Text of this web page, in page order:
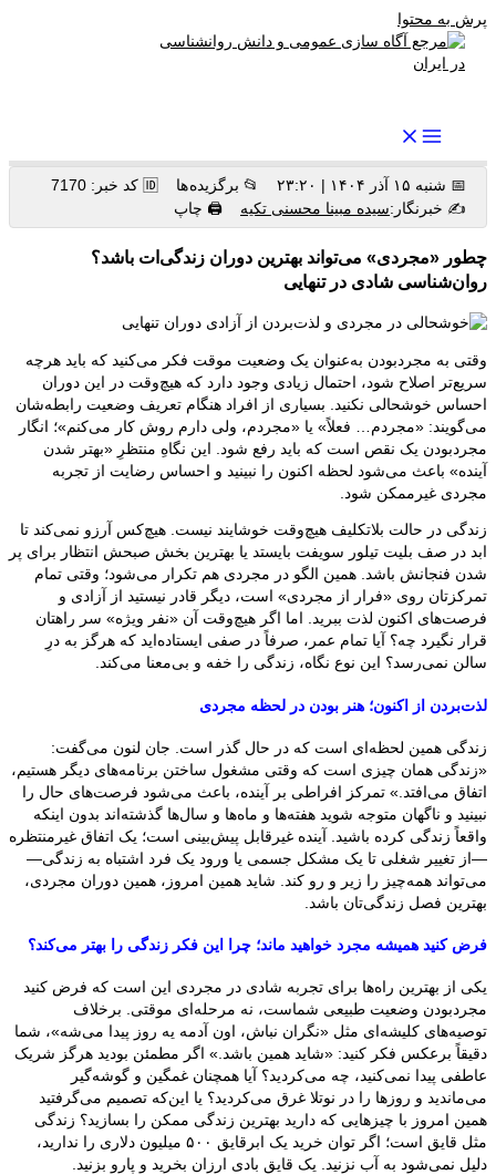
پرش به محتوا
📅 شنبه ۱۵ آذر ۱۴۰۴ | ۲۳:۲۰ 📂 برگزیده ها
🆔 کد خبر: 7170
✍️ خبرنگار:سیده مبینا محسنی تکیه 🖨 چاپ
چطور «مجردی» می‌تواند بهترین دوران زندگی‌ات باشد؟
روان‌شناسی شادی در تنهایی
وقتی به مجردبودن به‌عنوان یک وضعیت موقت فکر می‌کنید که باید هرچه
سریع‌تر اصلاح شود، احتمال زیادی وجود دارد که هیچ‌وقت در این دوران
احساس خوشحالی نکنید. بسیاری از افراد هنگام تعریف وضعیت رابطه‌شان
می‌گویند: «مجردم… فعلاً» یا «مجردم، ولی دارم روش کار می‌کنم»؛ انگار
مجردبودن یک نقص است که باید رفع شود. این نگاهِ منتظرِ «بهتر شدن
آینده» باعث می‌شود لحظه اکنون را نبینید و احساس رضایت از تجربه
مجردی غیرممکن شود.
زندگی در حالت بلاتکلیف هیچ‌وقت خوشایند نیست. هیچ‌کس آرزو نمی‌کند تا
ابد در صف بلیت تیلور سویفت بایستد یا بهترین بخش صبحش انتظار برای پر
شدن فنجانش باشد. همین الگو در مجردی هم تکرار می‌شود؛ وقتی تمام
تمرکزتان روی «فرار از مجردی» است، دیگر قادر نیستید از آزادی و
فرصت‌های اکنون لذت ببرید. اما اگر هیچ‌وقت آن «نفر ویژه» سر راهتان
قرار نگیرد چه؟ آیا تمام عمر، صرفاً در صفی ایستاده‌اید که هرگز به درِ
سالن نمی‌رسد؟ این نوع نگاه، زندگی را خفه و بی‌معنا می‌کند.
لذت‌بردن از اکنون؛ هنر بودن در لحظه مجردی
زندگی همین لحظه‌ای است که در حال گذر است. جان لنون می‌گفت:
«زندگی همان چیزی است که وقتی مشغول ساختن برنامه‌های دیگر هستیم،
اتفاق می‌افتد.» تمرکز افراطی بر آینده، باعث می‌شود فرصت‌های حال را
نبینید و ناگهان متوجه شوید هفته‌ها و ماه‌ها و سال‌ها گذشته‌اند بدون اینکه
واقعاً زندگی کرده باشید. آینده غیرقابل پیش‌بینی است؛ یک اتفاق غیرمنتظره
—از تغییر شغلی تا یک مشکل جسمی یا ورود یک فرد اشتباه به زندگی—
می‌تواند همه‌چیز را زیر و رو کند. شاید همین امروز، همین دوران مجردی،
بهترین فصل زندگی‌تان باشد.
فرض کنید همیشه مجرد خواهید ماند؛ چرا این فکر زندگی را بهتر می‌کند؟
یکی از بهترین راه‌ها برای تجربه شادی در مجردی این است که فرض کنید
مجردبودن وضعیت طبیعی شماست، نه مرحله‌ای موقتی. برخلاف
توصیه‌های کلیشه‌ای مثل «نگران نباش، اون آدمه یه روز پیدا می‌شه»، شما
دقیقاً برعکس فکر کنید: «شاید همین باشد.» اگر مطمئن بودید هرگز شریک
عاطفی پیدا نمی‌کنید، چه می‌کردید؟ آیا همچنان غمگین و گوشه‌گیر
می‌ماندید و روزها را در نوتلا غرق می‌کردید؟ یا این‌که تصمیم می‌گرفتید
همین امروز با چیزهایی که دارید بهترین زندگی ممکن را بسازید؟ زندگی
مثل قایق است؛ اگر توان خرید یک ابرقایق ۵۰۰ میلیون دلاری را ندارید،
دلیل نمی‌شود به آب نزنید. یک قایق بادی ارزان بخرید و پارو بزنید.